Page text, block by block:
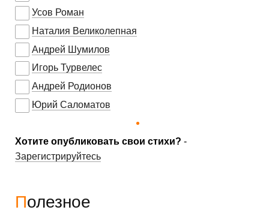
Усов Роман
Наталия Великолепная
Андрей Шумилов
Игорь Турвелес
Андрей Родионов
Юрий Саломатов
Хотите опубликовать свои стихи? -
Зарегистрируйтесь
Полезное